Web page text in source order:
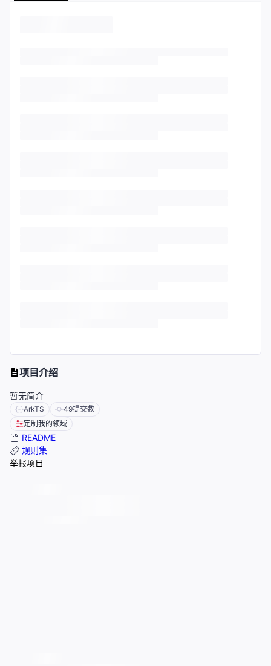
项目介绍
暂无简介
ArkTS 49提交数
定制我的领域
README
规则集
举报项目